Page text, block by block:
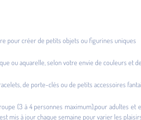
pour créer de petits objets ou figurines uniques
ou aquarelle, selon votre envie de couleurs et
de porte-clés ou de petits accessoires
(3 à 4 personnes maximum),pour adultes et
mis à jour chaque semaine pour varier les